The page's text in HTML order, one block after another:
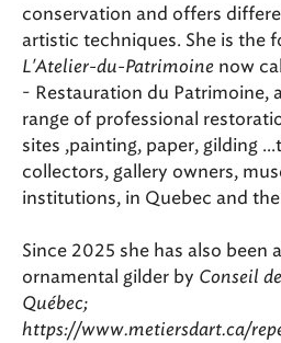
conservation and offers
artistic techniques. She is the
L'Atelier-du-Patrimoine now
- Restauration du Patrimoine,
range of professional
sites ,painting, paper, gilding
collectors, gallery owners,
institutions, in Quebec and
Since 2025 she has also been
ornamental gilder by Conseil
Québec;
https://www.metiersdart.ca/